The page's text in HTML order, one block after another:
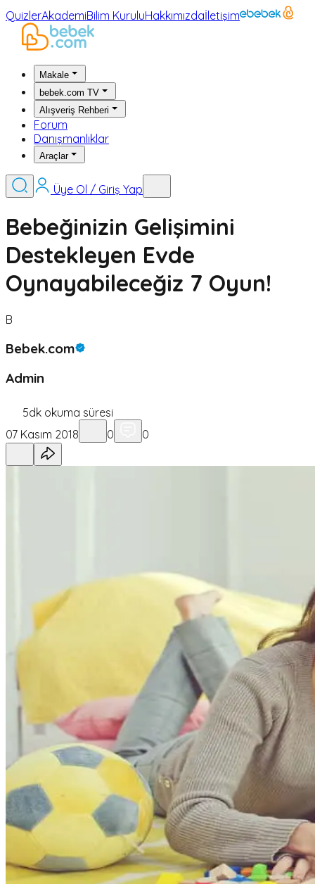
QuizlerAkademiBilim KuruluHakkımızdaİletişim
Makale
bebek.com TV
Alışveriş Rehberi
Forum
Danışmanlıklar
Araçlar
Üye Ol / Giriş Yap
Bebeğinizin Gelişimini
Destekleyen Evde
Oynayabileceğiz 7 Oyun!
B
Bebek.com
Admin
5dk okuma süresi
07 Kasım 2018
0 0